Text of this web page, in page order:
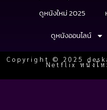
ดูหนังใหม่ 2025
ดูหนังออนไลน์
Copyright © 2025
Netflix หนังใ